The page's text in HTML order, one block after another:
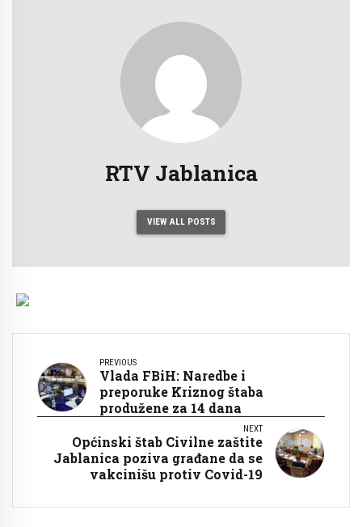
RTV Jablanica
VIEW ALL POSTS
PREVIOUS
Vlada FBiH: Naredbe i
preporuke Kriznog štaba
produžene za 14 dana
NEXT
Općinski štab Civilne zaštite
Jablanica poziva građane da se
vakcinišu protiv Covid-19